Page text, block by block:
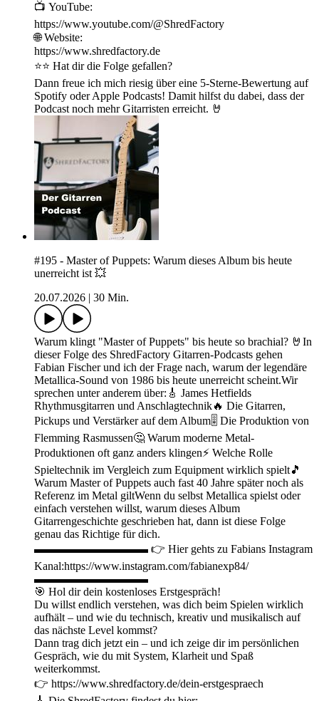
📺 YouTube:
https://www.youtube.com/@ShredFactory
🌐 Website:
https://www.shredfactory.de
⭐⭐ Hat dir die Folge gefallen?
Dann freue ich mich riesig über eine 5-Sterne-Bewertung auf
Spotify oder Apple Podcasts! Damit hilfst du dabei, dass der
Podcast noch mehr Gitarristen erreicht. 🤘
#195 - Master of Puppets: Warum dieses Album bis heute
unerreicht ist 💥
20.07.2026
30 Min.
Warum klingt "Master of Puppets" bis heute so brachial? 🤘In
dieser Folge des ShredFactory Gitarren-Podcasts gehen
Fabian Fischer und ich der Frage nach, warum der legendäre
Metallica-Sound von 1986 bis heute unerreicht scheint.Wir
sprechen unter anderem über:🎸 James Hetfields
Rhythmusgitarren und Anschlagtechnik🔥 Die Gitarren,
Pickups und Verstärker auf dem Album🎚️ Die Produktion von
Flemming Rasmussen🤔 Warum moderne Metal-
Produktionen oft ganz anders klingen⚡ Welche Rolle
Spieltechnik im Vergleich zum Equipment wirklich spielt🎵
Warum Master of Puppets auch fast 40 Jahre später noch als
Referenz im Metal giltWenn du selbst Metallica spielst oder
einfach verstehen willst, warum dieses Album
Gitarrengeschichte geschrieben hat, dann ist diese Folge
genau das Richtige für dich.
▬▬▬▬▬▬▬▬▬▬ 👉 Hier gehts zu Fabians Instagram
Kanal:https://www.instagram.com/fabianexp84/
▬▬▬▬▬▬▬▬▬▬
🎯 Hol dir dein kostenloses Erstgespräch!
Du willst endlich verstehen, was dich beim Spielen wirklich
aufhält – und wie du technisch, kreativ und musikalisch auf
das nächste Level kommst?
Dann trag dich jetzt ein – und ich zeige dir im persönlichen
Gespräch, wie du mit System, Klarheit und Spaß
weiterkommst.
👉 https://www.shredfactory.de/dein-erstgespraech